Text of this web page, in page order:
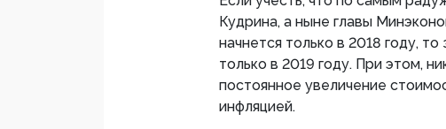
Кудрина, а ныне главы
начнется только в 2018 году,
только в 2019 году. При этом,
постоянное увеличение
инфляцией.